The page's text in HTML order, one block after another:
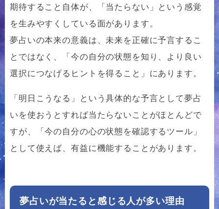
期待すること自体が、「当たらない」という感覚
を生みやすくしている面があります。
夢占いの本来の意義は、未来を正確に予言するこ
とではなく、「今の自分の状態を知り、より良い
選択につなげるヒントを得ること」にあります。
「明日こうなる」という具体的な予言として夢占
いを使おうとすれば当たらないことがほとんどで
すが、「今の自分の心の状態を確認するツール」
として使えば、有益に機能することがあります。
夢占いが当たると感じる人が多い理由